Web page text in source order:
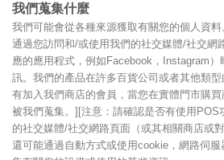
我們蒐集什麼
我們可能會從各種來源獲取有關您的個人資
通過您訪問和/或使用我們的社交媒體/社交網
應的應用程式，例如Facebook，Instagram
訊。我們的產品在許多百貨公司或者其他類
有加入我們商店的會員，當您在實體門市購
被我們蒐集。][注意：請確認是否有使用POS
的社交媒體/社交網路頁面（或其相關商店或
還可能通過自動方式或使用cookie，網路伺